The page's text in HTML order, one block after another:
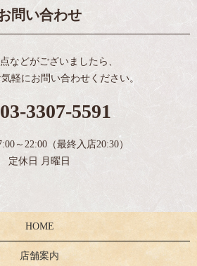
問い合わせ
などがございましたら、
軽にお問い合わせください。
03-3307-5591
～22:00（最終入店20:30）
定休日 月曜日
HOME
店舗案内